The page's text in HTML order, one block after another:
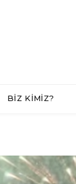
BİZ KİMİZ?